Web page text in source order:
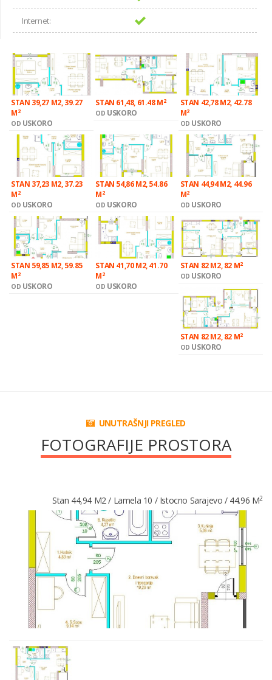
Internet:
STAN 39,27 M2, 39.27
M2
OD USKORO
STAN 61,48, 61.48 M2
OD USKORO
STAN 42,78 M2, 42.78
M2
OD USKORO
STAN 37,23 M2, 37.23
M2
OD USKORO
STAN 54,86 M2, 54.86
M2
OD USKORO
STAN 44,94 M2, 44.96
M2
OD USKORO
STAN 59,85 M2, 59.85
M2
OD USKORO
STAN 41,70 M2, 41.70
M2
OD USKORO
STAN 82 M2, 82 M2
OD USKORO
STAN 82 M2, 82 M2
OD USKORO
UNUTRAŠNJI PREGLED
FOTOGRAFIJE PROSTORA
Stan 44,94 M2 / Lamela 10 / Istocno Sarajevo / 44.96 M2